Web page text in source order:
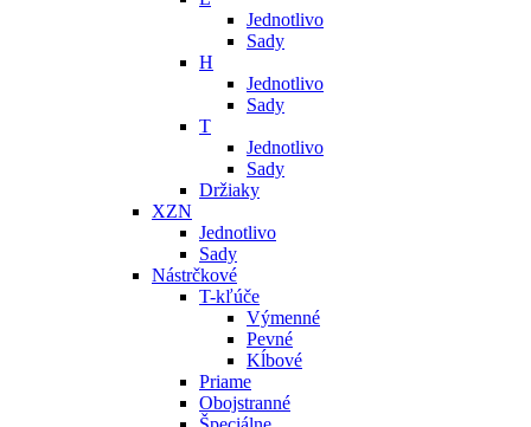
Jednotlivo
Sady
H
Jednotlivo
Sady
T
Jednotlivo
Sady
Držiaky
XZN
Jednotlivo
Sady
Nástrčkové
T-kľúče
Výmenné
Pevné
Kĺbové
Priame
Obojstranné